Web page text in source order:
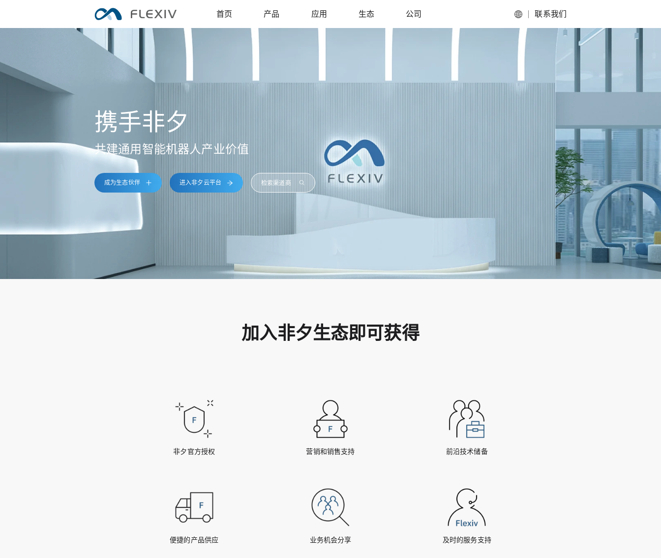
首页 产品
自适应机器人 软件平台 周边产品
应用 生态 公司
English
联系我们
携手非夕
共建通用智能机器人产业价值
成为生态伙伴 进入非夕云平台 检索渠道商
加入非夕生态即可获得
非夕官方授权 营销和销售支持 前沿技术储备
便捷的产品供应 业务机会分享 及时的服务支持